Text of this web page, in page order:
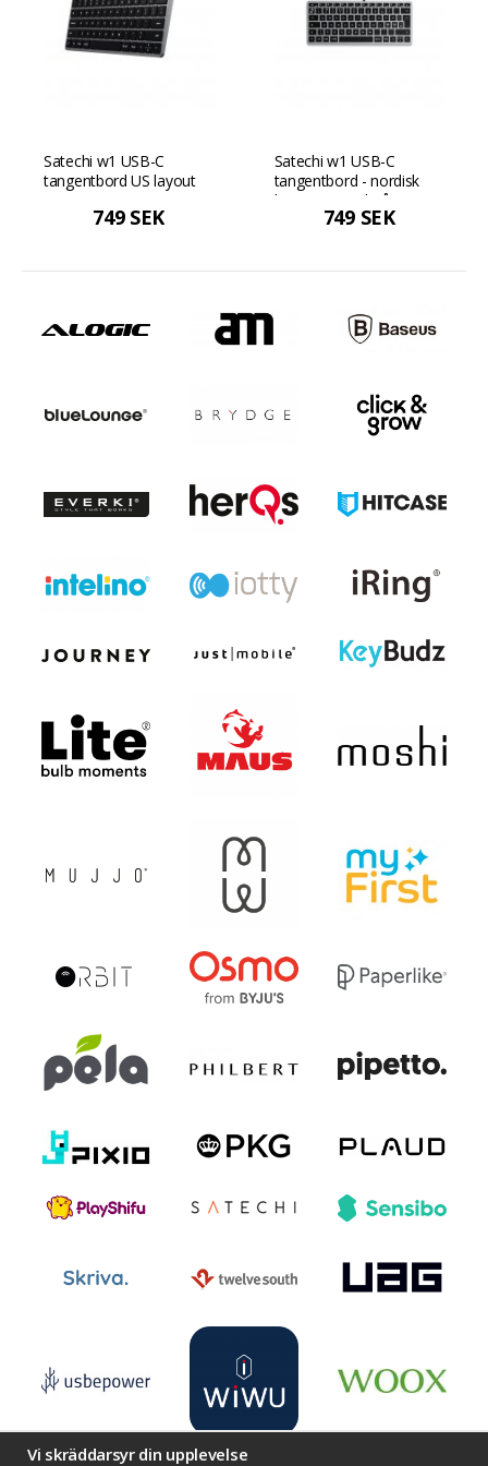
Satechi w1 USB-C
tangentbord US layout
749 SEK
Satechi w1 USB-C
tangentbord - nordisk
layout - Rymdgrå
749 SEK
Vi skräddarsyr din upplevelse